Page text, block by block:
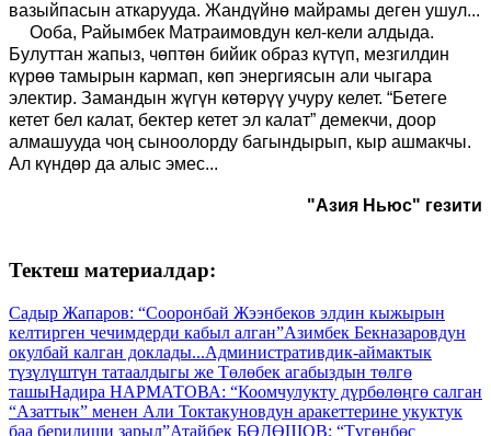
вазыйпасын аткарууда. Жандүйнө майрамы деген ушул...
Ооба, Райымбек Матраимовдун кел-кели алдыда.
Булуттан жапыз, чөптөн бийик образ күтүп, мезгилдин
күрөө тамырын кармап, көп энергиясын али чыгара
электир. Замандын жүгүн көтөрүү учуру келет. “Бетеге
кетет бел калат, бектер кетет эл калат” демекчи, доор
алмашууда чоң сыноолорду багындырып, кыр ашмакчы.
Ал күндөр да алыс эмес...
"Азия Ньюс" гезити
Тектеш материалдар:
Садыр Жапаров: “Сооронбай Жээнбеков элдин кыжырын
келтирген чечимдерди кабыл алган”Азимбек Бекназаровдун
окулбай калган доклады...Административдик-аймактык
түзүлүштүн татаалдыгы же Төлөбек агабыздын төлгө
ташыНадира НАРМАТОВА: “Коомчулукту дүрбөлөңгө салган
“Азаттык” менен Али Токтакуновдун аракеттерине укуктук
баа берилиши зарыл”Атайбек БӨДӨШОВ: “Түгөнбөс